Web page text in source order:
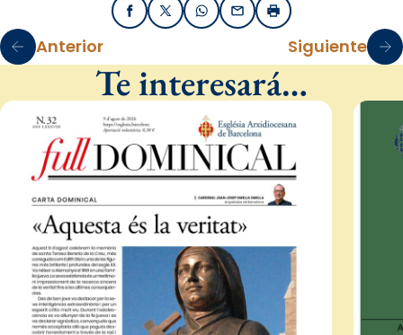
FacebookX / TwitterWhatsApp
EmailImprimir
Anterior Siguiente
Te interesará…